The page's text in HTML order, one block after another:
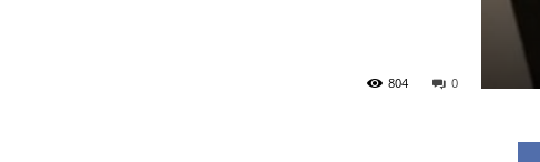
0
804